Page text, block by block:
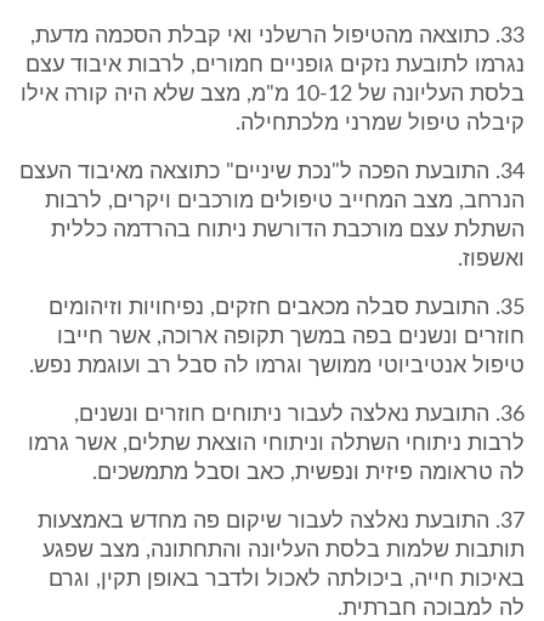
33. כתוצאה מהטיפול הרשלני ואי קבלת הסכמה מדעת,
נגרמו לתובעת נזקים גופניים חמורים, לרבות איבוד עצם
בלסת העליונה של 10-12 מ"מ, מצב שלא היה קורה אילו
קיבלה טיפול שמרני מלכתחילה.
34. התובעת הפכה ל"נכת שיניים" כתוצאה מאיבוד העצם
הנרחב, מצב המחייב טיפולים מורכבים ויקרים, לרבות
השתלת עצם מורכבת הדורשת ניתוח בהרדמה כללית
ואשפוז.
35. התובעת סבלה מכאבים חזקים, נפיחויות וזיהומים
חוזרים ונשנים בפה במשך תקופה ארוכה, אשר חייבו
טיפול אנטיביוטי ממושך וגרמו לה סבל רב ועוגמת נפש.
36. התובעת נאלצה לעבור ניתוחים חוזרים ונשנים,
לרבות ניתוחי השתלה וניתוחי הוצאת שתלים, אשר גרמו
לה טראומה פיזית ונפשית, כאב וסבל מתמשכים.
37. התובעת נאלצה לעבור שיקום פה מחדש באמצעות
תותבות שלמות בלסת העליונה והתחתונה, מצב שפגע
באיכות חייה, ביכולתה לאכול ולדבר באופן תקין, וגרם
לה למבוכה חברתית.